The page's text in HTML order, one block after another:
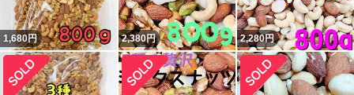
1,680円 2,380円 2,280円